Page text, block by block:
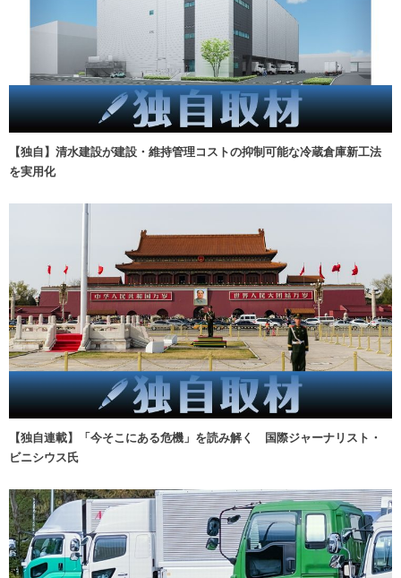
【独自】清水建設が建設・維持管理コストの抑制可能な冷蔵倉庫新工法
を実用化
【独自連載】「今そこにある危機」を読み解く 国際ジャーナリスト・
ビニシウス氏